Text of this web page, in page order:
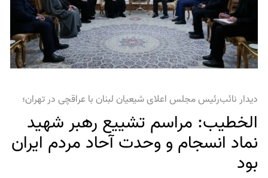
دیدار نائب‌رئیس مجلس اعلای شیعیان لبنان با عراقچی در تهران؛
الخطیب: مراسم تشییع رهبر شهید
نماد انسجام و وحدت آحاد مردم ایران
بود